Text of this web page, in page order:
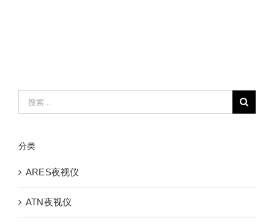
索：
分类
ARES夜视仪
ATN夜视仪